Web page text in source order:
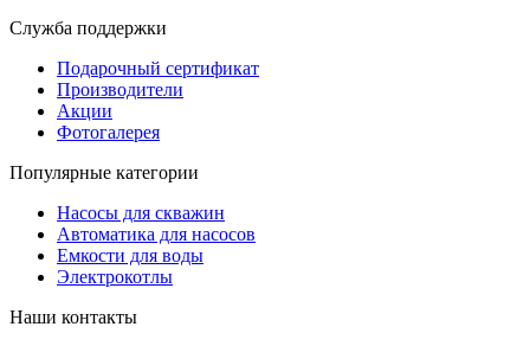
Служба поддержки
Подарочный сертификат
Производители
Акции
Фотогалерея
Популярные категории
Насосы для скважин
Автоматика для насосов
Емкости для воды
Электрокотлы
Наши контакты